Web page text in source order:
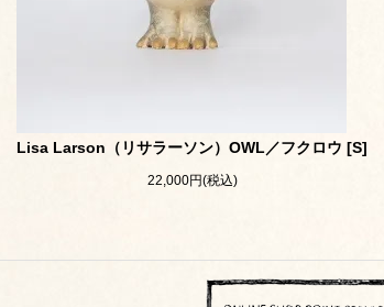
Lisa Larson（リサラーソン）OWL／フクロウ [S]
22,000円(税込)